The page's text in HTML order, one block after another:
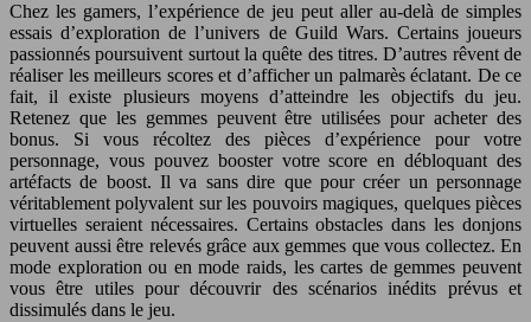
Chez les gamers, l’expérience de jeu peut aller au-delà de simples
essais d’exploration de l’univers de Guild Wars. Certains joueurs
passionnés poursuivent surtout la quête des titres. D’autres rêvent de
réaliser les meilleurs scores et d’afficher un palmarès éclatant. De ce
fait, il existe plusieurs moyens d’atteindre les objectifs du jeu.
Retenez que les gemmes peuvent être utilisées pour acheter des
bonus. Si vous récoltez des pièces d’expérience pour votre
personnage, vous pouvez booster votre score en débloquant des
artéfacts de boost. Il va sans dire que pour créer un personnage
véritablement polyvalent sur les pouvoirs magiques, quelques pièces
virtuelles seraient nécessaires. Certains obstacles dans les donjons
peuvent aussi être relevés grâce aux gemmes que vous collectez. En
mode exploration ou en mode raids, les cartes de gemmes peuvent
vous être utiles pour découvrir des scénarios inédits prévus et
dissimulés dans le jeu.